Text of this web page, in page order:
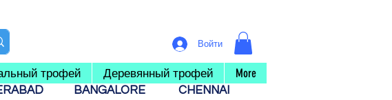
Войти
трофей Деревянный трофей More
BANGALORE
CHENNAI